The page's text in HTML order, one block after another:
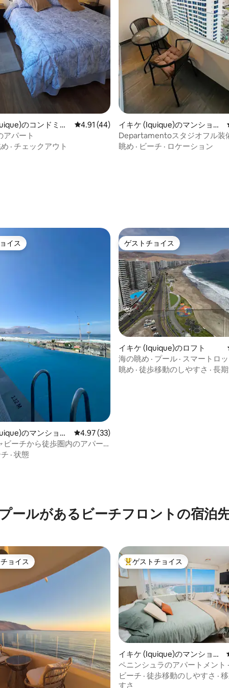
つ星の平均評価
のコンドミニ レビュー44件、5つ星中4.91つ星の平均評価
4.91 (44)
アパート
· チェックアウト
イキケ (Iquique)のマンショ
ン・アパート
Departamentoスタジオフル装
眺め · ビーチ · ロケーション
中5つ星の平均評価
イス
イス
のマンショ
ト
レビュー33件、5つ星中4.97つ星の平均評価
4.97 (33)
ビーチから徒歩圏内のアパー
· 状態
ゲストチョイス
ゲストチョイス
イキケ (Iquique)のロフト
海の眺め · プール · スマートロ
ンチャ
眺め · 徒歩移動のしやすさ · 長
ールがあるビーチフロントの宿泊
ストチョイスです。
ョイス 大好評のゲストチョイスです。
ゲストチョイス
イキケ (Iquique)のマンショ
ン・アパート
ペニンシュラのアパートメント
ーチの眺め
ビーチ · 徒歩移動のしやすさ ·
すさ